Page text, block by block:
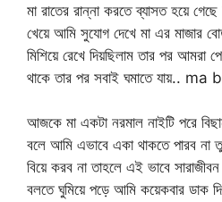
মা রাতের রান্না করতে ব্যাসত হয়ে
খেয়ে আমি সুযোগ দেখে মা এর মাজার
মিশিয়ে রেখে দিয়ছিলাম তার পর আমরা
থাকে তার পর সবাই ঘমাতে যায়..
আজকে মা একটা নরমাল নাইটি পরে
বলে আমি এভাবে একা থাকতে পারব না
বিয়ে করব না তাহলে এই ভাবে
বলতে ঘুমিয়ে পড়ে আমি কয়েকবার ডাক